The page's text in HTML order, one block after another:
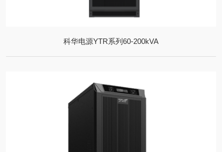
科华电源YTR系列60-200kVA